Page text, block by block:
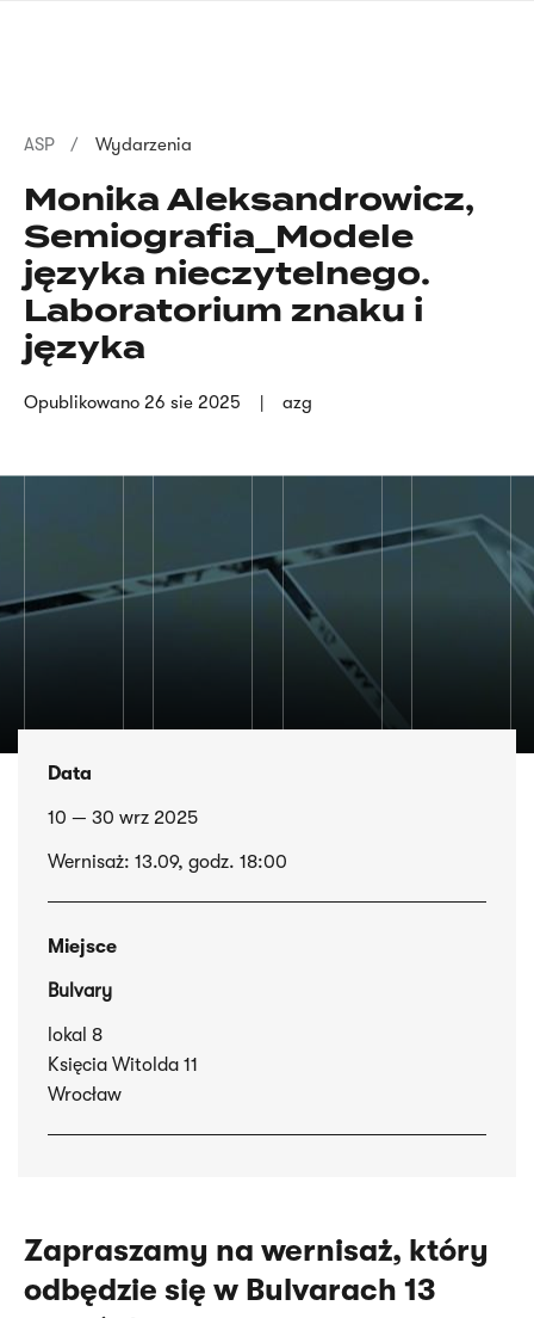
Ścieżka
nawigacyjna
ASP Wydarzenia
Monika Aleksandrowicz,
Semiografia_Modele
języka nieczytelnego.
Laboratorium znaku i
języka
Opublikowano 26 sie 2025 azg
Data
10 — 30 wrz 2025
Wernisaż: 13.09, godz. 18:00
Miejsce
Bulvary
lokal 8
Księcia Witolda 11
Wrocław
Zapraszamy na wernisaż, który
odbędzie się w Bulvarach 13